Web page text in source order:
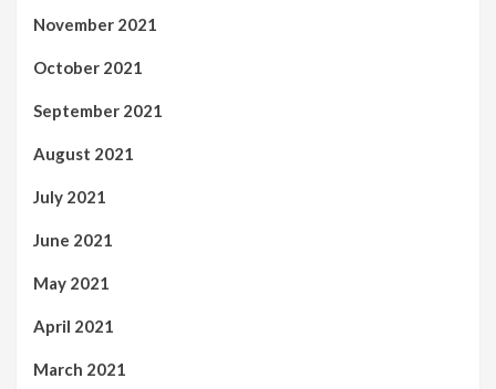
November 2021
October 2021
September 2021
August 2021
July 2021
June 2021
May 2021
April 2021
March 2021